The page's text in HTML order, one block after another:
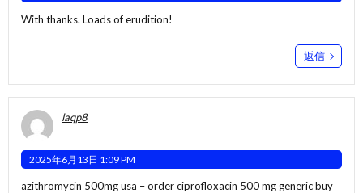
With thanks. Loads of erudition!
返信
laqp8
2025年6月13日 1:09 PM
azithromycin 500mg usa –order ciprofloxacin 500 mg genericbuy